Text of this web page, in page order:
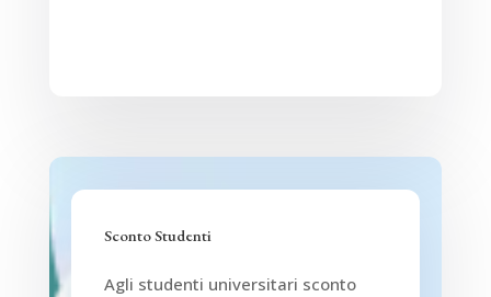
Sconto Studenti
Agli studenti universitari sconto